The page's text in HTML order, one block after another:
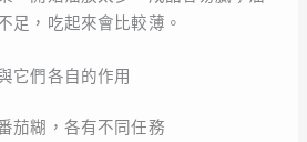
足，吃起來會比較薄。
它們各自的作用
茄糊，各有不同任務